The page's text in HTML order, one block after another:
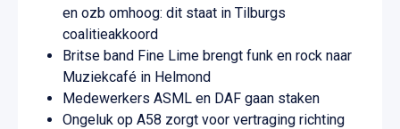
en ozb omhoog: dit staat in Tilburgs
coalitieakkoord
Britse band Fine Lime brengt funk en rock naar
Muziekcafé in Helmond
Medewerkers ASML en DAF gaan staken
Ongeluk op A58 zorgt voor vertraging richting